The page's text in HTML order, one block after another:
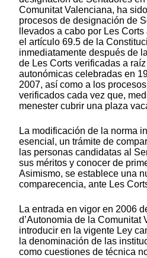
Comunitat Valenciana, ha
procesos de designación de
llevados a cabo por Les
el artículo 69.5 de la
inmediatamente después de
de Les Corts verificadas a
autonómicas celebradas en
2007, así como a los
verificados cada vez que,
menester cubrir una plaza
La modificación de la norma
esencial, un trámite de
las personas candidatas al
sus méritos y conocer de
Asimismo, se establece una
comparecencia, ante Les
La entrada en vigor en 2006
d’Autonomia de la Comunitat
introducir en la vigente Ley
la denominación de las
como cuestiones de técnica